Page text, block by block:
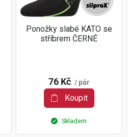
Ponožky slabé KATO se
stříbrem ČERNÉ
76 Kč / pár
Koupit
Skladem